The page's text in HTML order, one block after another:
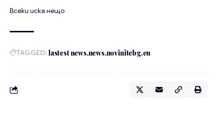
Всеки иска нещо
TAGGED: lastest news news novinitebg.eu